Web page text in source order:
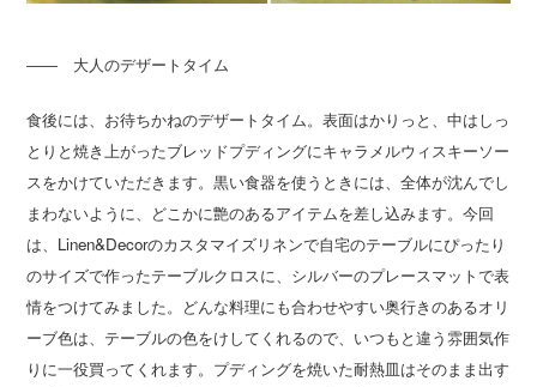
―― 大人のデザートタイム
食後には、お待ちかねのデザートタイム。表面はかりっと、中はしっ
とりと焼き上がったブレッドプディングにキャラメルウィスキーソー
スをかけていただきます。黒い食器を使うときには、全体が沈んでし
まわないように、どこかに艶のあるアイテムを差し込みます。今回
は、Linen&Decorのカスタマイズリネンで自宅のテーブルにぴったり
のサイズで作ったテーブルクロスに、シルバーのプレースマットで表
情をつけてみました。どんな料理にも合わせやすい奥行きのあるオリ
ーブ色は、テーブルの色をけしてくれるので、いつもと違う雰囲気作
りに一役買ってくれます。プディングを焼いた耐熱皿はそのまま出す